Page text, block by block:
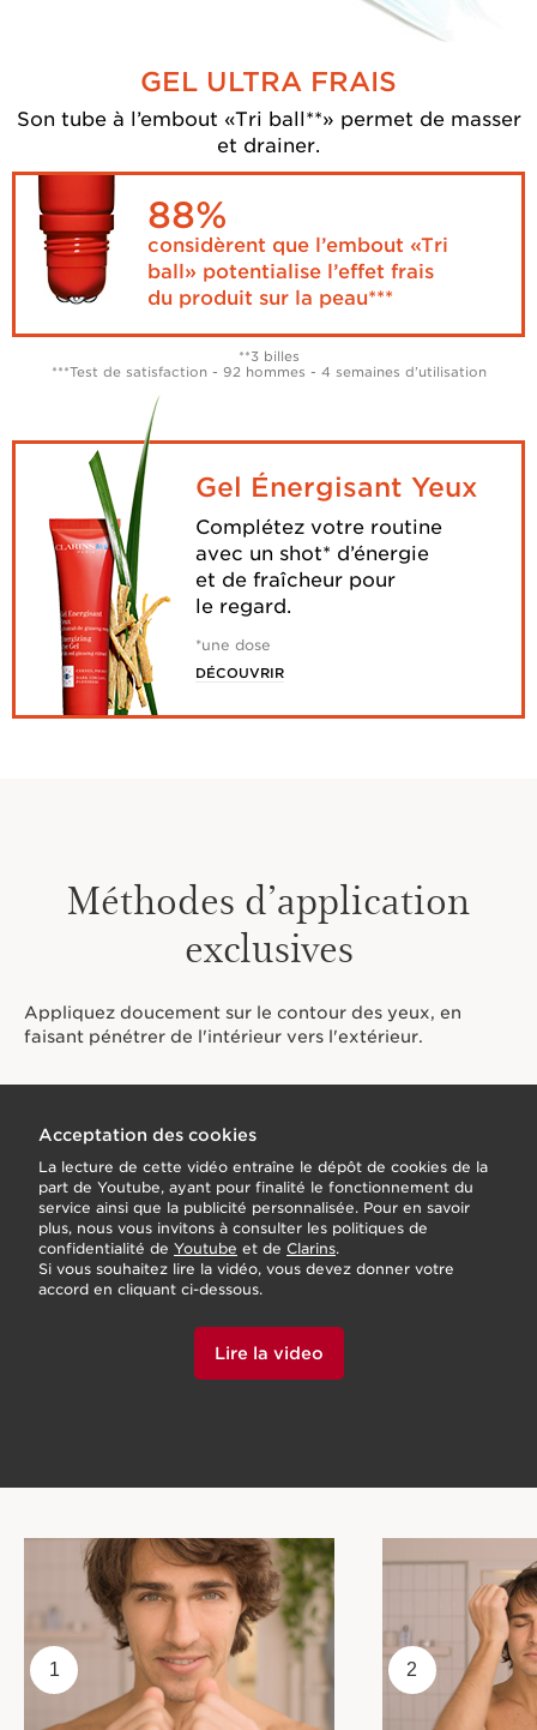
GEL ULTRA FRAIS
Son tube à l’embout «Tri ball**» permet de masser
et drainer.
88%
considèrent que l’embout «Tri
ball» potentialise l’effet frais
du produit sur la peau***
**3 billes
***Test de satisfaction - 92 hommes - 4 semaines d’utilisation
Gel Énergisant Yeux
Complétez votre routine
avec un shot* d’énergie
et de fraîcheur pour
le regard.
*une dose
DÉCOUVRIR
Méthodes d’application
exclusives
Appliquez doucement sur le contour des yeux, en
faisant pénétrer de l'intérieur vers l'extérieur.
Acceptation des cookies
La lecture de cette vidéo entraîne le dépôt de cookies de la
part de Youtube, ayant pour finalité le fonctionnement du
service ainsi que la publicité personnalisée. Pour en savoir
plus, nous vous invitons à consulter les politiques de
confidentialité de Youtube et de Clarins.
Si vous souhaitez lire la vidéo, vous devez donner votre
accord en cliquant ci-dessous.
Lire la video
1 2